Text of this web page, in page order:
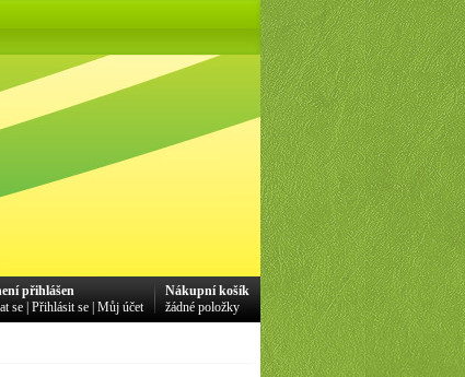
Nákupní košík
žádné položky
přihlášen
se Přihlásit se Můj účet